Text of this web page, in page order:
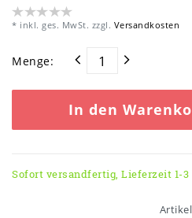
* inkl. ges. MwSt. zzgl. Versandkosten
Menge:
In den
Sofort versandfertig, Lieferzeit 1-3